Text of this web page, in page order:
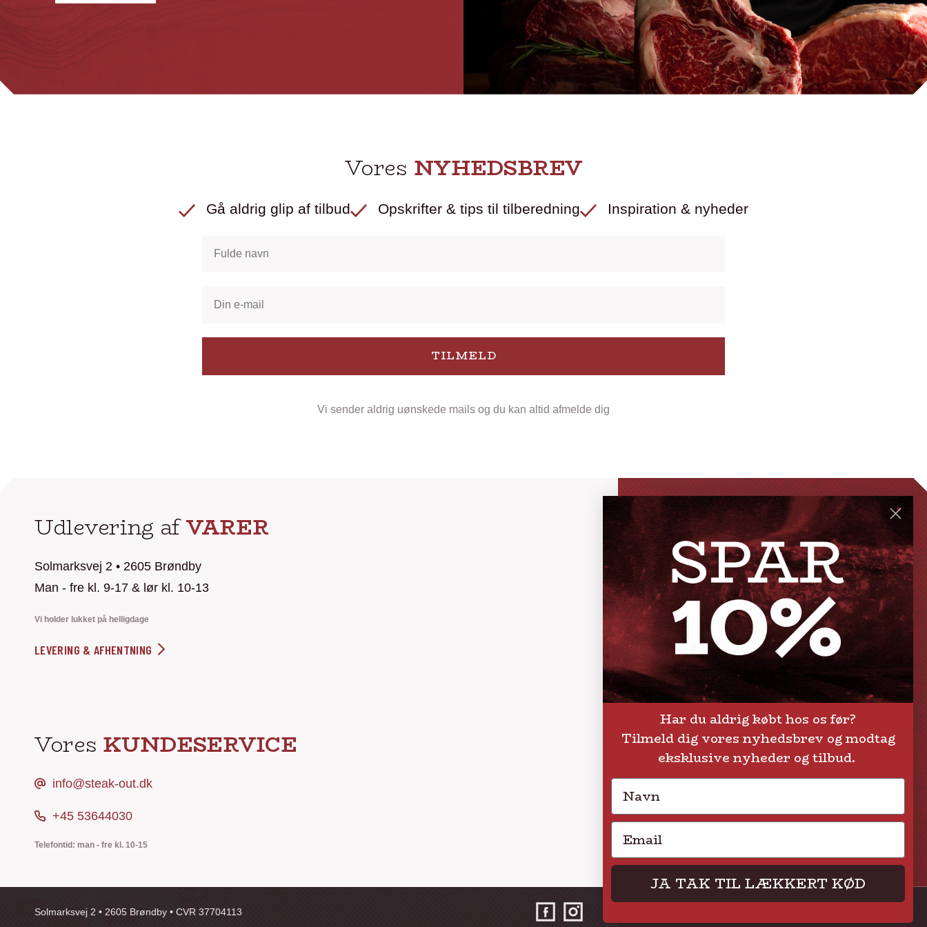
Vores NYHEDSBREV
Gå aldrig glip af tilbud Opskrifter & tips til tilberedning Inspiration & nyheder
TILMELD
Vi sender aldrig uønskede mails og du kan altid afmelde dig
Udlevering afVARER
Solmarksvej 2 • 2605 Brøndby
Man - fre kl. 9-17 & lør kl. 10-13
Vi holder lukket på helligdage
LEVERING & AFHENTNING
Vores KUNDESERVICE
info@steak-out.dk
+45 53644030
Telefontid: man - fre kl. 10-15
GENVEJE
Handelsbetingelser
FAQ
Levering eller afhentning
Om Steak-out.dk
Persondatapolitik
Solmarksvej 2 • 2605 Brøndby • CVR 37704113
Har du aldrig købt hos os før?
Tilmeld dig vores nyhedsbrev og modtag
eksklusive nyheder og tilbud.
Navn
Email
JA TAK TIL LÆKKERT KØD